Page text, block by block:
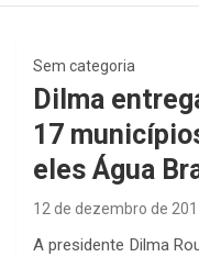
Sem categoria
Dilma
17
eles Água
12 de dezembro de
A presidente Dilma